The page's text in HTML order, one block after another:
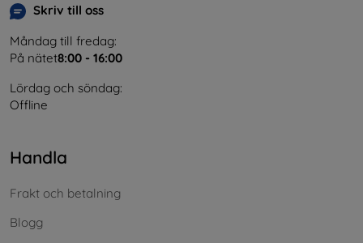
Skriv till oss
Måndag till fredag:
På nätet8:00 - 16:00
Lördag och söndag:
Offline
Handla
Frakt och betalning
Blogg